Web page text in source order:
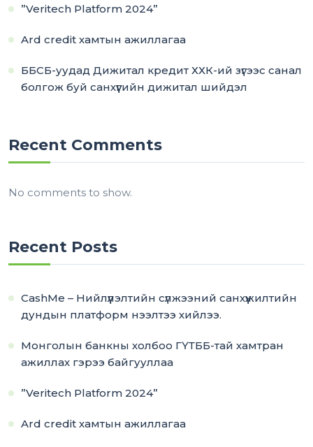
”Veritech Platform 2024”
Ard credit хамтын ажиллагаа
ББСБ-уудад Дижитал кредит ХХК-ий зүгээс санал
болгож буй санхүүгийн дижитал шийдэл
Recent Comments
No comments to show.
Recent Posts
CashMe – Нийлүүлэлтийн сүлжээний санхүүжилтийн
дундын платформ нээлтээ хийлээ.
Монголын банкны холбоо ГҮТББ-тай хамтран
ажиллах гэрээ байгууллаа
”Veritech Platform 2024”
Ard credit хамтын ажиллагаа